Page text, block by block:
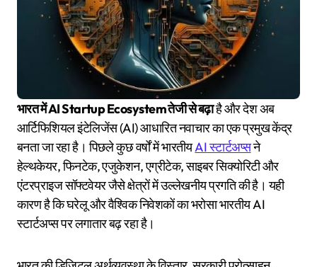
भारत में AI Startup Ecosystem तेजी से बढ़ाहै और देश अब
आर्टिफिशियल इंटेलिजेंस (AI) आधारित नवाचार का एक प्रमुख केंद्र
बनता जा रहा है। पिछले कुछ वर्षों में भारतीयAI स्टार्टअप्सने
हेल्थकेयर, फिनटेक, एजुकेशन, एग्रीटेक, साइबर सिक्योरिटी और
एंटरप्राइज सॉफ्टवेयर जैसे क्षेत्रों में उल्लेखनीय प्रगति की है। यही
कारण है कि घरेलू और वैश्विक निवेशकों का भरोसा भारतीय AI
स्टार्टअप्स पर लगातार बढ़ रहा है।